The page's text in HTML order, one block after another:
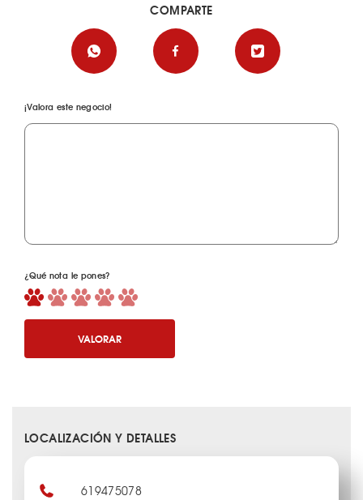
¡Valora este negocio!
¿Qué nota le pones?
VALORAR
COMPARTE
LOCALIZACIÓN Y DETALLES
619475078